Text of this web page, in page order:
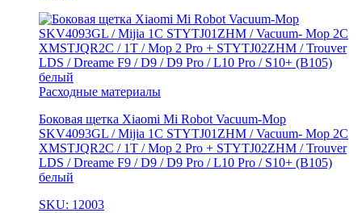
Расходные материалы
Боковая щетка Xiaomi Mi Robot Vacuum-Mop
SKV4093GL / Mijia 1C STYTJ01ZHM / Vacuum- Mop 2C
XMSTJQR2C / 1T / Mop 2 Pro + STYTJ02ZHM / Trouver
LDS / Dreame F9 / D9 / D9 Pro / L10 Pro / S10+ (B105)
белый
SKU: 12003